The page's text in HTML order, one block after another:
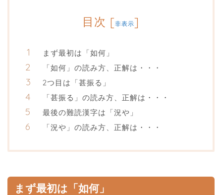
目次 [非表示]
まず最初は「如何」
「如何」の読み方、正解は・・・
2つ目は「甚振る」
「甚振る」の読み方、正解は・・・
最後の難読漢字は「況や」
「況や」の読み方、正解は・・・
まず最初は「如何」